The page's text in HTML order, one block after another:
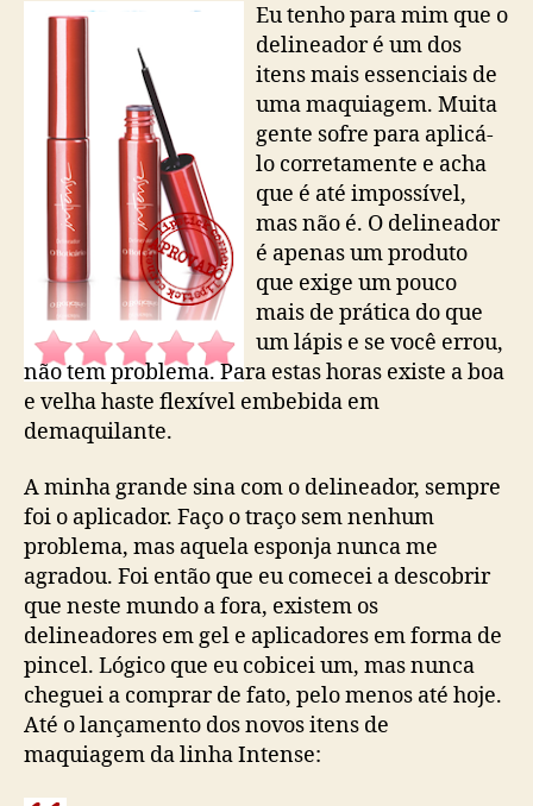
Eu tenho para mim que o
delineador é um dos
itens mais essenciais de
uma maquiagem. Muita
gente sofre para aplicá-
lo corretamente e acha
que é até impossível,
mas não é. O delineador
é apenas um produto
que exige um pouco
mais de prática do que
um lápis e se você errou,
não tem problema. Para estas horas existe a boa
e velha haste flexível embebida em
demaquilante.
A minha grande sina com o delineador, sempre
foi o aplicador. Faço o traço sem nenhum
problema, mas aquela esponja nunca me
agradou. Foi então que eu comecei a descobrir
que neste mundo a fora, existem os
delineadores em gel e aplicadores em forma de
pincel. Lógico que eu cobicei um, mas nunca
cheguei a comprar de fato, pelo menos até hoje.
Até o lançamento dos novos itens de
maquiagem da linha Intense: